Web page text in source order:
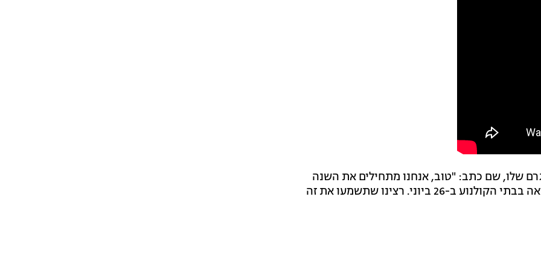
שלו, שם כתב: "טוב, אנחנו מתחילים את השנה
ובגדול. רצינו ליידע אתכם ש'ג'קאס' חוזר בקיץ הזה! נתראה בבתי הקולנוע ב-26 ביוני. רצינו שתשמעו את זה